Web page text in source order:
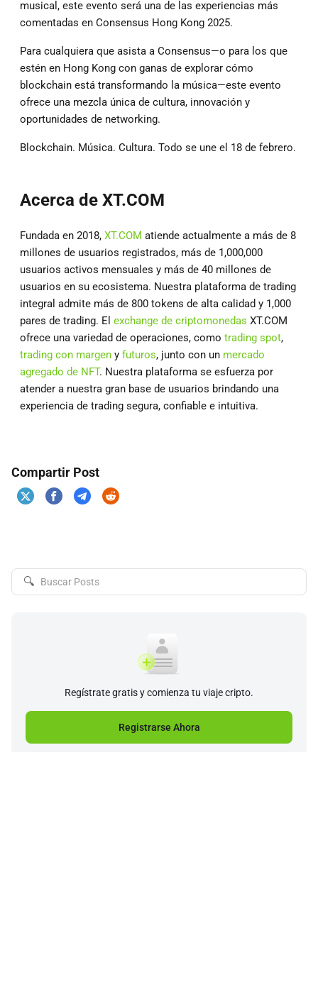
musical, este evento será una de las experiencias más
comentadas en Consensus Hong Kong 2025.
Para cualquiera que asista a Consensus—o para los que
estén en Hong Kong con ganas de explorar cómo
blockchain está transformando la música—este evento
ofrece una mezcla única de cultura, innovación y
oportunidades de networking.
Blockchain. Música. Cultura. Todo se une el 18 de febrero.
Acerca de XT.COM
Fundada en 2018, XT.COM atiende actualmente a más de 8
millones de usuarios registrados, más de 1,000,000
usuarios activos mensuales y más de 40 millones de
usuarios en su ecosistema. Nuestra plataforma de trading
integral admite más de 800 tokens de alta calidad y 1,000
pares de trading. El exchange de criptomonedas XT.COM
ofrece una variedad de operaciones, como trading spot,
trading con margen y futuros, junto con un mercado
agregado de NFT. Nuestra plataforma se esfuerza por
atender a nuestra gran base de usuarios brindando una
experiencia de trading segura, confiable e intuitiva.
Compartir Post
🔍
Regístrate gratis y comienza tu viaje cripto.
Registrarse Ahora